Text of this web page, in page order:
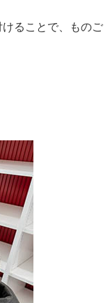
ることで、ものご